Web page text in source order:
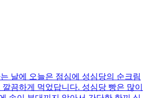
날에 오늘은 점심에 성심당의 순크림
끔하게 먹었답니다. 성심당 빵은 많이